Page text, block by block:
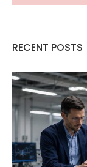
RECENT POSTS